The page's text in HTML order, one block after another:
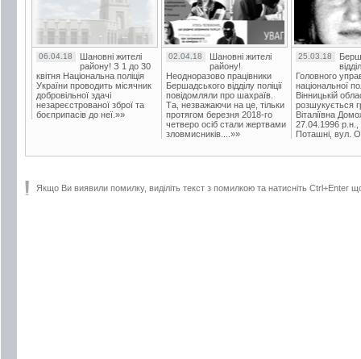
06.04.18
Шановні жителі
району! З 1 до 30
квітня Національна поліція
України проводить місячник
добровільної здачі
незареєстрованої зброї та
боєприпасів до неї.»»
02.04.18
Шановні жителі
району!
Неодноразово працівники
Бершадського відділу поліції
повідомляли про шахраїв.
Та, незважаючи на це, тільки
протягом березня 2018-го
четверо осіб стали жертвами
зловмисників....»»
25.03.18
Головного
національної
Вінницькій
розшукується
Віталіївна
27.04.1996 р.н.,
Поташні, вул.
Якщо Ви виявили помилку, виділіть текст з помилкою та натисніть Ctrl+Enter